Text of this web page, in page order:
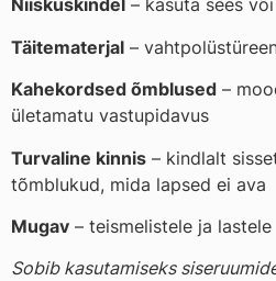
Niiskuskindel – kasuta sees
Täitematerjal –
Kahekordsed õmblused –
ületamatu vastupidavus
Turvaline kinnis – kindlalt
tõmblukud, mida lapsed ei ava
Mugav – teismelistele ja lastele
Sobib kasutamiseks